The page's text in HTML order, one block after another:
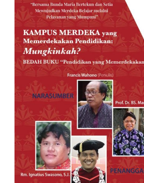
Larger
Image